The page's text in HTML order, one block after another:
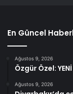
En Güncel
Ağustos 9, 2026
Özgür Özel:
Ağustos 9, 2026